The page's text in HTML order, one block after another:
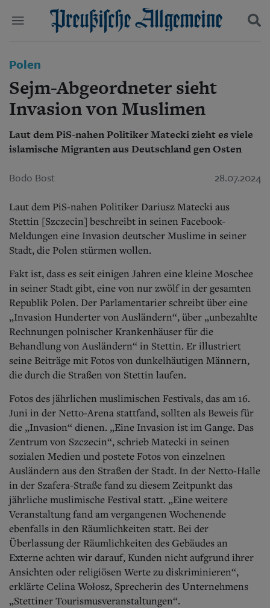
Start
Wer wir sind
Aktuelle Ausgabe
Abonnenten-Login
Abonnent werden
Abo Prämien
Archiv
Mediadaten
Wirtschaft
Panorama
Gesellschaft
Leben
Geschichte
Ostpreußen
Danzig und Westpreußen
Bücher
Kontakt
Impressum
Suchen und finden
Polen
Sejm-Abgeordneter sieht
Invasion von Muslimen
Laut dem PiS-nahen Politiker Matecki zieht es viele
islamische Migranten aus Deutschland gen Osten
Bodo Bost 28.07.2024
Laut dem PiS-nahen Politiker Dariusz Matecki aus
Stettin [Szczecin] beschreibt in seinen Facebook-
Meldungen eine Invasion deutscher Muslime in seiner
Stadt, die Polen stürmen wollen.
Fakt ist, dass es seit einigen Jahren eine kleine Moschee
in seiner Stadt gibt, eine von nur zwölf in der gesamten
Republik Polen. Der Parlamentarier schreibt über eine
„Invasion Hunderter von Ausländern“, über „unbezahlte
Rechnungen polnischer Krankenhäuser für die
Behandlung von Ausländern“ in Stettin. Er illustriert
seine Beiträge mit Fotos von dunkelhäutigen Männern,
die durch die Straßen von Stettin laufen.
Fotos des jährlichen muslimischen Festivals, das am 16.
Juni in der Netto-Arena stattfand, sollten als Beweis für
die „Invasion“ dienen. „Eine Invasion ist im Gange. Das
Zentrum von Szczecin“, schrieb Matecki in seinen
sozialen Medien und postete Fotos von einzelnen
Ausländern aus den Straßen der Stadt. In der Netto-Halle
in der Szafera-Straße fand zu diesem Zeitpunkt das
jährliche muslimische Festival statt. „Eine weitere
Veranstaltung fand am vergangenen Wochenende
ebenfalls in den Räumlichkeiten statt. Bei der
Überlassung der Räumlichkeiten des Gebäudes an
Externe achten wir darauf, Kunden nicht aufgrund ihrer
Ansichten oder religiösen Werte zu diskriminieren“,
erklärte Celina Wołosz, Sprecherin des Unternehmens
„Stettiner Tourismusveranstaltungen“.